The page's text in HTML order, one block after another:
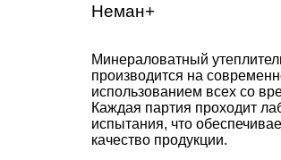
Неман+
Минераловатный
производится на
использованием всех со
Каждая партия проходит
испытания, что
качество продукции.